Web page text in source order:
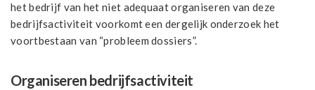
het bedrijf van het niet adequaat organiseren van deze
bedrijfsactiviteit voorkomt een dergelijk onderzoek het
voortbestaan van “probleem dossiers”.
Organiseren bedrijfsactiviteit